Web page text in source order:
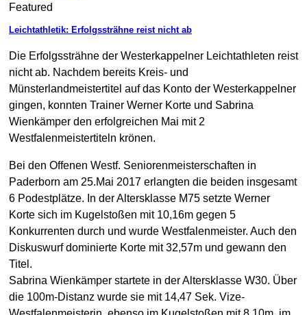
Featured
Leichtathletik: Erfolgssträhne reist nicht ab
Die Erfolgssträhne der Westerkappelner Leichtathleten reist
nicht ab. Nachdem bereits Kreis- und
Münsterlandmeistertitel auf das Konto der Westerkappelner
gingen, konnten Trainer Werner Korte und Sabrina
Wienkämper den erfolgreichen Mai mit 2
Westfalenmeistertiteln krönen.
Bei den Offenen Westf. Seniorenmeisterschaften in
Paderborn am 25.Mai 2017 erlangten die beiden insgesamt
6 Podestplätze. In der Altersklasse M75 setzte Werner
Korte sich im Kugelstoßen mit 10,16m gegen 5
Konkurrenten durch und wurde Westfalenmeister. Auch den
Diskuswurf dominierte Korte mit 32,57m und gewann den
Titel.
Sabrina Wienkämper startete in der Altersklasse W30. Über
die 100m-Distanz wurde sie mit 14,47 Sek. Vize-